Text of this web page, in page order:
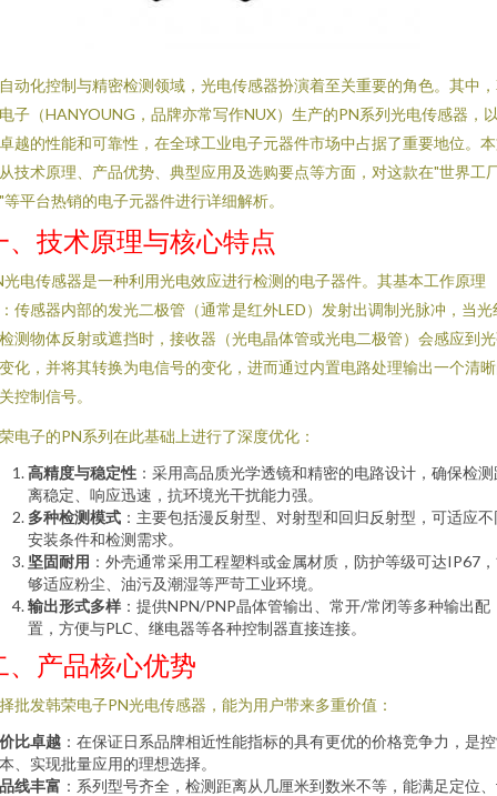
动化控制与精密检测领域，光电传感器扮演着至关重要的角色。其中
子（HANYOUNG，品牌亦常写作NUX）生产的PN系列光电传感器，
越的性能和可靠性，在全球工业电子元器件市场中占据了重要地位。
技术原理、产品优势、典型应用及选购要点等方面，对这款在"世界工
等平台热销的电子元器件进行详细解析。
、技术原理与核心特点
光电传感器是一种利用光电效应进行检测的电子器件。其基本工作原理
传感器内部的发光二极管（通常是红外LED）发射出调制光脉冲，当光
测物体反射或遮挡时，接收器（光电晶体管或光电二极管）会感应到
化，并将其转换为电信号的变化，进而通过内置电路处理输出一个清
控制信号。
电子的PN系列在此基础上进行了深度优化：
高精度与稳定性 ：采用高品质光学透镜和精密的电路设计，确保检测
离稳定、响应迅速，抗环境光干扰能力强。
多种检测模式 ：主要包括漫反射型、对射型和回归反射型，可适应不
安装条件和检测需求。
坚固耐用 ：外壳通常采用工程塑料或金属材质，防护等级可达IP67
够适应粉尘、油污及潮湿等严苛工业环境。
输出形式多样 ：提供NPN/PNP晶体管输出、常开/常闭等多种输出配
置，方便与PLC、继电器等各种控制器直接连接。
、产品核心优势
批发韩荣电子PN光电传感器，能为用户带来多重价值：
比卓越 ：在保证日系品牌相近性能指标的具有更优的价格竞争力，是
、实现批量应用的理想选择。
线丰富 ：系列型号齐全，检测距离从几厘米到数米不等，能满足定位